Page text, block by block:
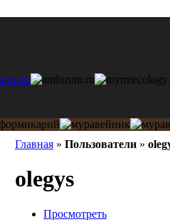
Главная » Пользователи »
olegys
Просмотреть